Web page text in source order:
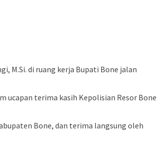
M.Si. di ruang kerja Bupati Bone jalan
ucapan terima kasih Kepolisian Resor Bone
Bone, dan terima langsung oleh